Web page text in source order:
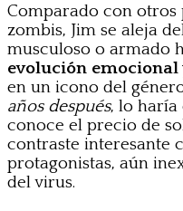
Comparado con otros
zombis, Jim se aleja
musculoso o armado
evolución emocional
en un icono del
años después, lo haría
conoce el precio de
contraste interesante
protagonistas, aún
del virus.